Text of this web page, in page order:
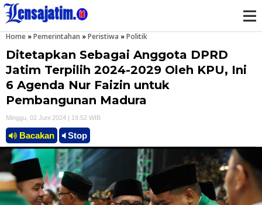
e
Home »Pemerintahan »Peristiwa »Politik
Ditetapkan Sebagai Anggota DPRD
Jatim Terpilih 2024-2029 Oleh KPU, Ini
6 Agenda Nur Faizin untuk
Pembangunan Madura
Minggu, 02 Juni 2024 | 19.52 WIB
Bacakan Stop